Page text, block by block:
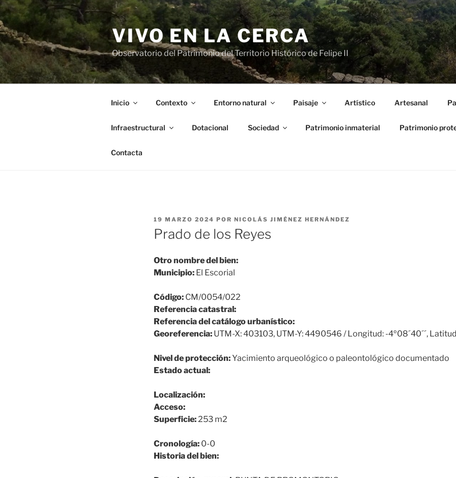
Saltar
al
contenido
VIVO EN LA CERCA
Observatorio del Patrimonio del Territorio Histórico de Felipe II
Inicio Contexto Entorno natural Paisaje Artístico Artesanal
Infraestructural Dotacional Sociedad Patrimonio inmaterial Patrimonio
Contacta
PUBLICADO
EL
19 MARZO 2024 POR NICOLÁS JIMÉNEZ HERNÁNDEZ
Prado de los Reyes
Otro nombre del bien:
Municipio: El Escorial
Código: CM/0054/022
Referencia catastral:
Referencia del catálogo urbanístico:
Georeferencia: UTM-X: 403103, UTM-Y: 4490546 / Longitud: -4º08´40´´,
Nivel de protección:Yacimiento arqueológico o paleontológico documentado
Estado actual:
Localización:
Acceso:
Superficie:253 m2
Cronología: 0-0
Historia del bien: